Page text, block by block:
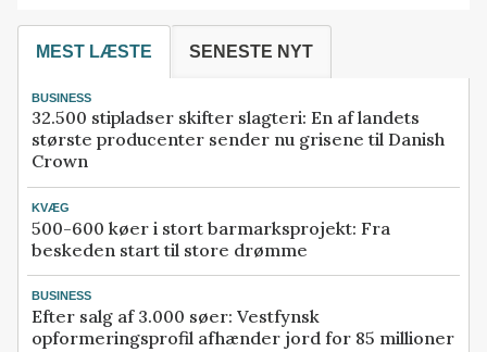
MEST LÆSTE SENESTE NYT
BUSINESS
32.500 stipladser skifter slagteri: En af landets
største producenter sender nu grisene til Danish
Crown
KVÆG
500-600 køer i stort barmarksprojekt: Fra
beskeden start til store drømme
BUSINESS
Efter salg af 3.000 søer: Vestfynsk
opformeringsprofil afhænder jord for 85 millioner